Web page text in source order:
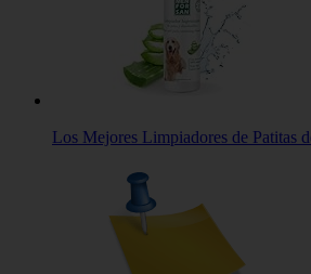
Los Mejores Limpiadores de Patitas